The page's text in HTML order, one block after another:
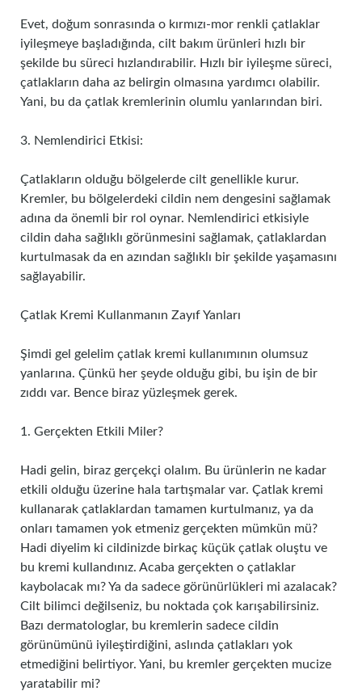
Evet, doğum sonrasında o kırmızı-mor renkli çatlaklar
iyileşmeye başladığında, cilt bakım ürünleri hızlı bir
şekilde bu süreci hızlandırabilir. Hızlı bir iyileşme süreci,
çatlakların daha az belirgin olmasına yardımcı olabilir.
Yani, bu da çatlak kremlerinin olumlu yanlarından biri.
3. Nemlendirici Etkisi:
Çatlakların olduğu bölgelerde cilt genellikle kurur.
Kremler, bu bölgelerdeki cildin nem dengesini sağlamak
adına da önemli bir rol oynar. Nemlendirici etkisiyle
cildin daha sağlıklı görünmesini sağlamak, çatlaklardan
kurtulmasak da en azından sağlıklı bir şekilde yaşamasını
sağlayabilir.
Çatlak Kremi Kullanmanın Zayıf Yanları
Şimdi gel gelelim çatlak kremi kullanımının olumsuz
yanlarına. Çünkü her şeyde olduğu gibi, bu işin de bir
zıddı var. Bence biraz yüzleşmek gerek.
1. Gerçekten Etkili Miler?
Hadi gelin, biraz gerçekçi olalım. Bu ürünlerin ne kadar
etkili olduğu üzerine hala tartışmalar var. Çatlak kremi
kullanarak çatlaklardan tamamen kurtulmanız, ya da
onları tamamen yok etmeniz gerçekten mümkün mü?
Hadi diyelim ki cildinizde birkaç küçük çatlak oluştu ve
bu kremi kullandınız. Acaba gerçekten o çatlaklar
kaybolacak mı? Ya da sadece görünürlükleri mi azalacak?
Cilt bilimci değilseniz, bu noktada çok karışabilirsiniz.
Bazı dermatologlar, bu kremlerin sadece cildin
görünümünü iyileştirdiğini, aslında çatlakları yok
etmediğini belirtiyor. Yani, bu kremler gerçekten mucize
yaratabilir mi?